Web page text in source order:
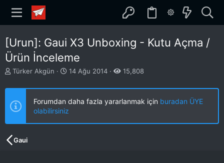
[Urun]: Gaui X3 Unboxing - Kutu Açma /
Ürün İnceleme
K
n
u
u
b
a
Türker Akgün
B
ş
a
g
14 Ağu 2014 15,808
Forumdan daha fazla yararlanmak için buradan ÜYE
olabilirsiniz
Gaui